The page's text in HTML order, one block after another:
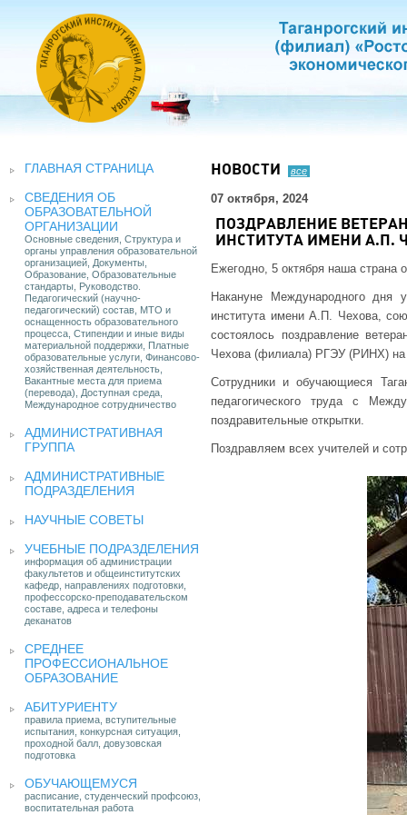
ГЛАВНАЯ СТРАНИЦА
СВЕДЕНИЯ ОБ
ОБРАЗОВАТЕЛЬНОЙ
ОРГАНИЗАЦИИ
Основные сведения, Структура и
органы управления образовательной
организацией, Документы,
Образование, Образовательные
стандарты, Руководство.
Педагогический (научно-
педагогический) состав, МТО и
оснащенность образовательного
процесса, Стипендии и иные виды
материальной поддержки, Платные
образовательные услуги, Финансово-
хозяйственная деятельность,
Вакантные места для приема
(перевода), Доступная среда,
Международное сотрудничество
АДМИНИСТРАТИВНАЯ
ГРУППА
АДМИНИСТРАТИВНЫЕ
ПОДРАЗДЕЛЕНИЯ
НАУЧНЫЕ СОВЕТЫ
УЧЕБНЫЕ ПОДРАЗДЕЛЕНИЯ
информация об администрации
факультетов и общеинститутских
кафедр, направлениях подготовки,
профессорско-преподавательском
составе, адреса и телефоны
деканатов
СРЕДНЕЕ
ПРОФЕССИОНАЛЬНОЕ
ОБРАЗОВАНИЕ
АБИТУРИЕНТУ
правила приема, вступительные
испытания, конкурсная ситуация,
проходной балл, довузовская
подготовка
ОБУЧАЮЩЕМУСЯ
расписание, студенческий профсоюз,
воспитательная работа
НОВОСТИ все
07 октября, 2024
ПОЗДРАВЛЕНИЕ
ИНСТИТУТА ИМЕНИ А.П.
Ежегодно, 5 октября наша страна
Накануне Международного дня
института имени А.П. Чехова,
состоялось поздравление
Чехова (филиала) РГЭУ (РИНХ)
Сотрудники и обучающиеся
педагогического труда с
поздравительные открытки.
Поздравляем всех учителей и